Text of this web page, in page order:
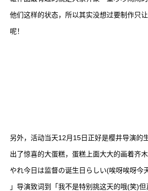
他们这样的状态，所以其实没想过要制作只
呢！
另外，活动当天12月15日正好是樱井导演的
出了惊喜的大蛋糕，蛋糕上面大大的画着齐
やれ今日は监督の诞生日らしい(唉呀唉呀今
」导演致词到「我不是特别挑这天的哦(笑)